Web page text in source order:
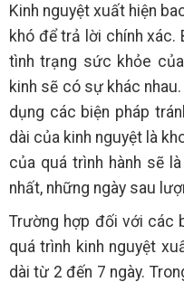
Kinh nguyệt xuất hiện
khó để trả lời chính xác.
tình trạng sức khỏe
kinh sẽ có sự khác
dụng các biện pháp
dài của kinh nguyệt là
của quá trình hành sẽ
nhất, những ngày sau
Trường hợp đối với các
quá trình kinh nguyệt
dài từ 2 đến 7 ngày.